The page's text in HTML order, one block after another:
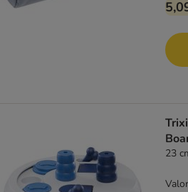
23